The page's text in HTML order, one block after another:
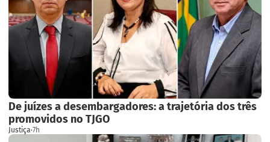
De juízes a desembargadores: a trajetória dos três
promovidos no TJGO
Justiça·7h